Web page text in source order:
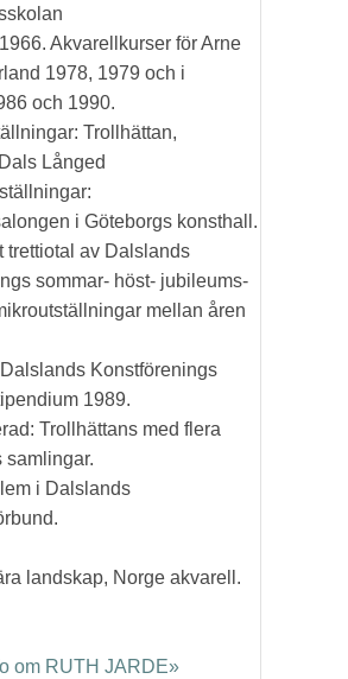
Akvarellkurser för Arne
1978, 1979 och i
och 1990.
Trollhättan,
Långed
i Göteborgs konsthall.
trettiotal av Dalslands
sommar- höst- jubileums-
mellan åren
Konstförenings
1989.
Trollhättans med flera
samlingar.
i Dalslands
landskap, Norge akvarell.
om RUTH JARDE»